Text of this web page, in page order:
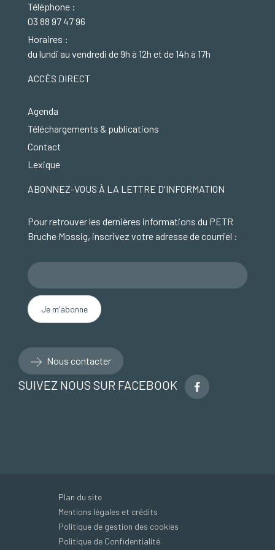
Téléphone :
03 88 97 47 96
Horaires :
du lundi au vendredi de 9h à 12h et de 14h à 17h
ACCÈS DIRECT
Agenda
Téléchargements & publications
Contact
Lexique
ABONNEZ-VOUS À LA LETTRE D'INFORMATION
Pour retrouver les dernières informations du PETR
Bruche Mossig, inscrivez votre adresse de courriel :
Nous contacter
SUIVEZ NOUS SUR FACEBOOK
Plan du site
Mentions légales et crédits
Politique de gestion des cookies
Politique de Confidentialité